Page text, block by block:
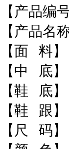
【产品编
【产品名
【面 料
【中 底
【鞋 底
【鞋 跟
【尺 码